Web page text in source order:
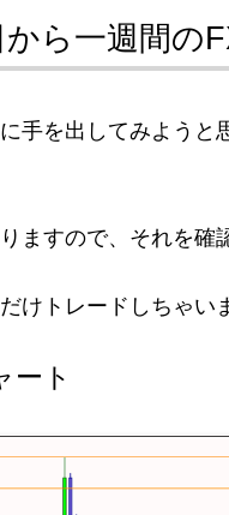
ら一週間の
手を出してみよう
ますので、それを確
けトレードしちゃい
ート